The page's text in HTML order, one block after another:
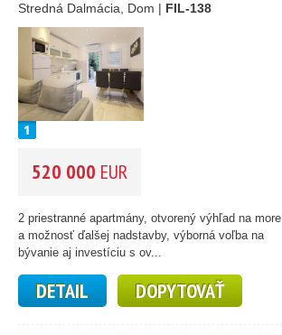
riviéra
Stredná Dalmácia, Dom | FIL-138
520 000 EUR
2 priestranné apartmány, otvorený výhľad na more
a možnosť ďalšej nadstavby, výborná voľba na
bývanie aj investíciu s ov...
DETAIL DOPYTOVAŤ